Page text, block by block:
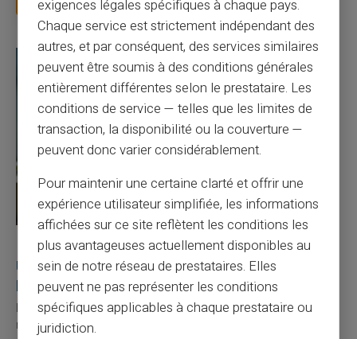
27/07/2026 Veritas Carte prépayée
Utilisation responsable du paiement mobile avec
la carte Veritas
Le paiement mobile s'est imposé dans les habitudes quotidiennes,
mais il appelle des réflexes pour é...
exigences légales spécifiques à chaque pays.
Chaque service est strictement indépendant des
autres, et par conséquent, des services similaires
peuvent être soumis à des conditions générales
entièrement différentes selon le prestataire. Les
conditions de service — telles que les limites de
transaction, la disponibilité ou la couverture —
peuvent donc varier considérablement.
Pour maintenir une certaine clarté et offrir une
expérience utilisateur simplifiée, les informations
affichées sur ce site reflètent les conditions les
plus avantageuses actuellement disponibles au
sein de notre réseau de prestataires. Elles
peuvent ne pas représenter les conditions
spécifiques applicables à chaque prestataire ou
juridiction.